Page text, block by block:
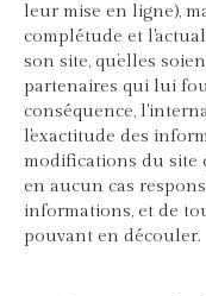
leur mise en ligne),
complétude et
son site, qu’elles
partenaires qui lui
conséquence,
l'exactitude des
modifications du site
en aucun cas
informations, et de
pouvant en découler.